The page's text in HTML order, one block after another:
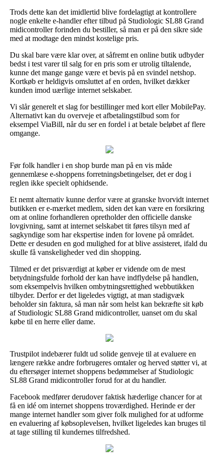
Trods dette kan det imidlertid blive fordelagtigt at kontrollere
nogle enkelte e-handler efter tilbud på Studiologic SL88 Grand
midicontroller forinden du bestiller, så man er på den sikre side
med at modtage den mindst kostelige pris.
Du skal bare være klar over, at såfremt en online butik udbyder
bedst i test varer til salg for en pris som er utrolig tiltalende,
kunne det mange gange være et bevis på en svindel netshop.
Kortkøb er heldigvis omsluttet af en orden, hvilket dækker
kunden imod uærlige internet selskaber.
Vi slår generelt et slag for bestillinger med kort eller MobilePay.
Alternativt kan du overveje et afbetalingstilbud som for
eksempel ViaBill, når du ser en fordel i at betale beløbet af flere
omgange.
Før folk handler i en shop burde man på en vis måde
gennemlæse e-shoppens forretningsbetingelser, det er dog i
reglen ikke specielt ophidsende.
Et nemt alternativ kunne derfor være at granske hvorvidt internet
butikken er e-mærket medlem, siden det kan være en forsikring
om at online forhandleren opretholder den officielle danske
lovgivning, samt at internet selskabet tit føres tilsyn med af
sagkyndige som har ekspertise inden for lovene på området.
Dette er desuden en god mulighed for at blive assisteret, ifald du
skulle få vanskeligheder ved din shopping.
Tilmed er det prisværdigt at køber er vidende om de mest
betydningsfulde forhold der kan have indflydelse på handlen,
som eksempelvis hvilken ombytningsrettighed webbutikken
tilbyder. Derfor er det ligeledes vigtigt, at man stadigvæk
beholder sin faktura, så man når som helst kan bekræfte sit køb
af Studiologic SL88 Grand midicontroller, uanset om du skal
købe til en herre eller dame.
Trustpilot indebærer fuldt ud solide genveje til at evaluere en
længere række andre forbrugeres omtaler og herved støtter vi, at
du eftersøger internet shoppens bedømmelser af Studiologic
SL88 Grand midicontroller forud for at du handler.
Facebook medfører derudover faktisk hæderlige chancer for at
få en idé om internet shoppens troværdighed. Herinde er der
mange internet handler som giver folk mulighed for at udforme
en evaluering af købsoplevelsen, hvilket ligeledes kan bruges til
at tage stilling til kundernes tilfredshed.